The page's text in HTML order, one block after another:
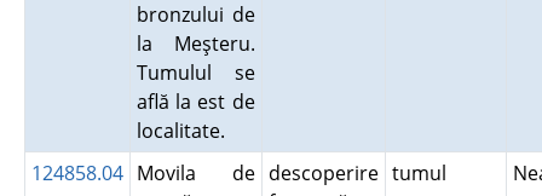
bronzului de
la Meşteru.
Tumulul se
află la est de
localitate.
124858.04 Movila de descoperire tumul